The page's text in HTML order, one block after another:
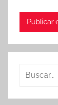
Buscar: